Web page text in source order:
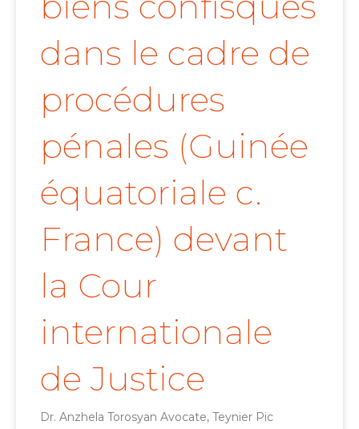
dans le cadre de
procédures
pénales (Guinée
équatoriale c.
France) devant
la Cour
internationale
de Justice
Dr. Anzhela Torosyan Avocate, Teynier Pic